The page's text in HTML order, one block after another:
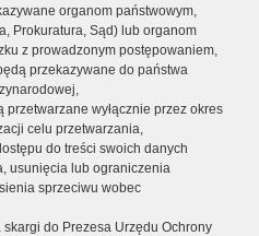
organom państwowym,
Prokuratura, Sąd) lub organom
z prowadzonym postępowaniem,
przekazywane do państwa
wyłącznie przez okres
celu przetwarzania,
do treści swoich danych
usunięcia lub ograniczenia
sprzeciwu wobec
do Prezesa Urzędu Ochrony